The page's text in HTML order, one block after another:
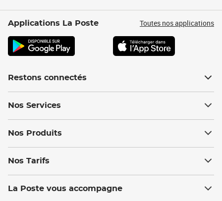
Applications La Poste Toutes nos applications
Restons connectés
Nos Services
Nos Produits
Nos Tarifs
La Poste vous accompagne